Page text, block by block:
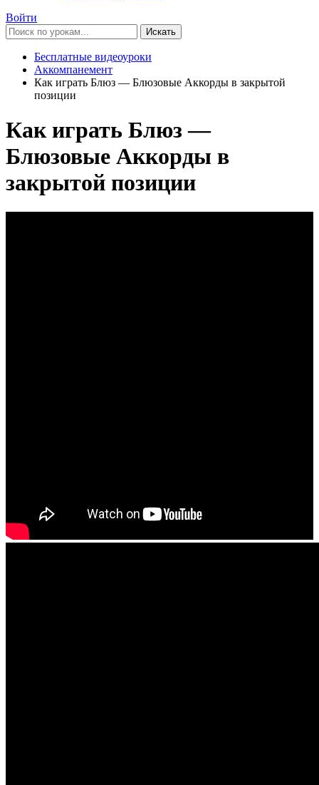
Войти
Искать
Бесплатные видеоуроки
Аккомпанемент
Как играть Блюз — Блюзовые Аккорды в закрытой
позиции
Как играть Блюз —
Блюзовые Аккорды в
закрытой позиции